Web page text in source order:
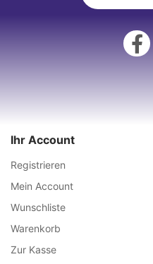
Ihr Account
Registrieren
Mein Account
Wunschliste
Warenkorb
Zur Kasse